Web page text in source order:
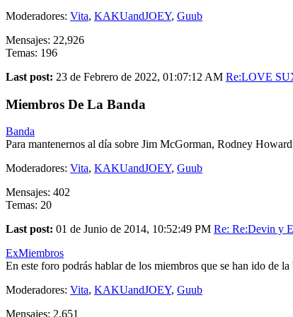
Moderadores: Vita, KAKUandJOEY, Guub
Mensajes: 22,926
Temas: 196
Last post: 23 de Febrero de 2022, 01:07:12 AM Re:LOVE
Miembros De La Banda
Banda
Para mantenernos al día sobre Jim McGorman, Rodney
Moderadores: Vita, KAKUandJOEY, Guub
Mensajes: 402
Temas: 20
Last post: 01 de Junio de 2014, 10:52:49 PM Re: Re:Devin y
ExMiembros
En este foro podrás hablar de los miembros que se han ido de la
Moderadores: Vita, KAKUandJOEY, Guub
Mensajes: 2,651